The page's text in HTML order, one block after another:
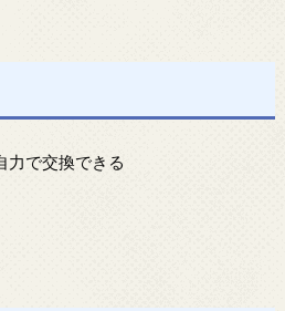
力で交換できる